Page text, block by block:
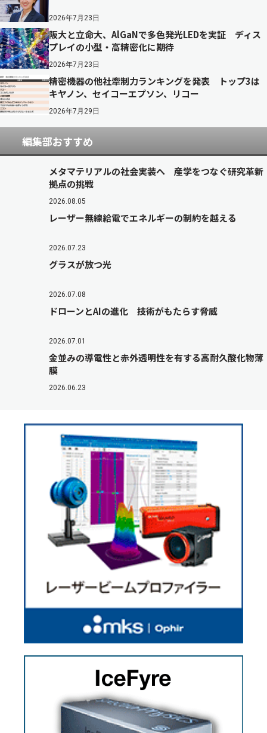
2026年7月23日
阪大と立命大、AlGaNで多色発光LEDを実証 ディス
プレイの小型・高精密化に期待
2026年7月23日
精密機器の他社牽制力ランキングを発表 トップ3は
キヤノン、セイコーエプソン、リコー
2026年7月29日
編集部おすすめ
メタマテリアルの社会実装へ 産学をつなぐ研究革新
拠点の挑戦
2026.08.05
レーザー無線給電でエネルギーの制約を越える
2026.07.23
グラスが放つ光
2026.07.08
ドローンとAIの進化 技術がもたらす脅威
2026.07.01
金並みの導電性と赤外透明性を有する高耐久酸化物薄
膜
2026.06.23